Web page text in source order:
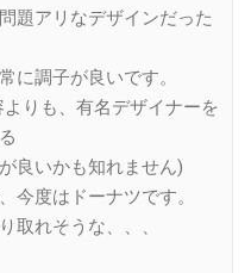
題アリなデザインだった
に調子が良いです。
りも、有名デザイナーを
良いかも知れません)
今度はドーナツです。
取れそうな、、、